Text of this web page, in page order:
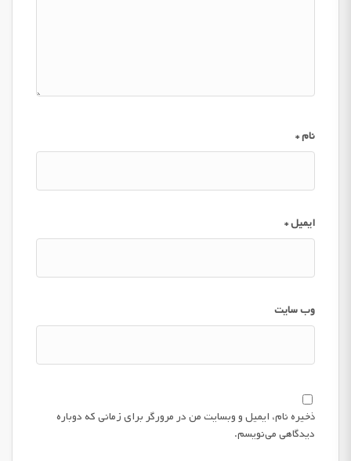
نام*
ایمیل*
وب‌ سایت
ذخیره نام، ایمیل و وبسایت من در مرورگر برای زمانی که دوباره
دیدگاهی می‌نویسم.